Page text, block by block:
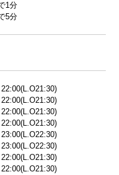
1分
5分